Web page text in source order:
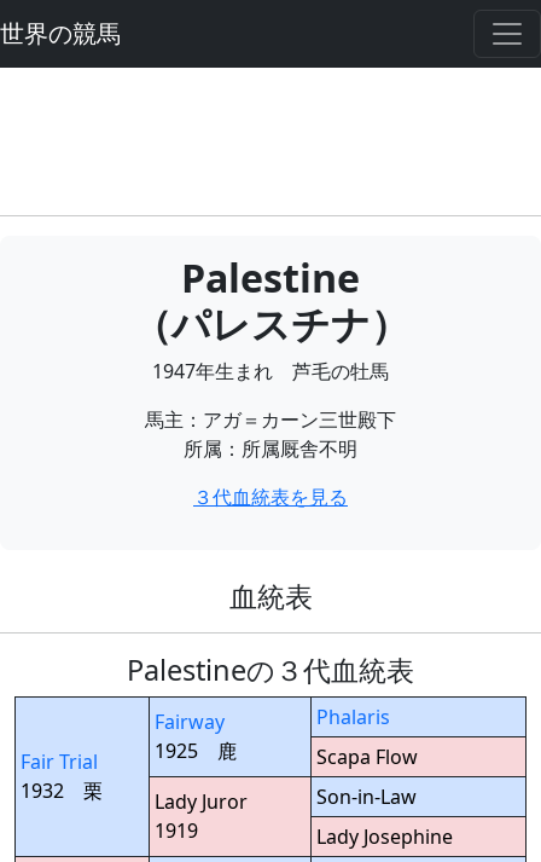
世界の競馬
Palestine
（パレスチナ）
1947年生まれ 芦毛の牡馬
馬主：アガ＝カーン三世殿下
所属：所属厩舎不明
３代血統表を見る
血統表
Palestineの３代血統表
Fair Trial
1932 栗
Fairway
1925 鹿
Phalaris
Scapa Flow
Lady Juror
1919
Son-in-Law
Lady Josephine